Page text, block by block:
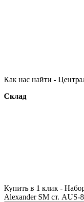
Как нас найти -
Склад
Купить в 1 клик -
Alexander SM ст. AUS-